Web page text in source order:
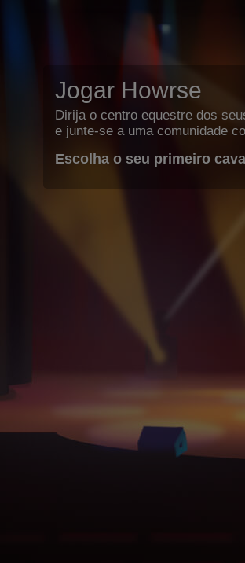
Jogar Howrse
Dirija o centro equestre dos
e junte-se a uma comunidade
Escolha o seu primeiro